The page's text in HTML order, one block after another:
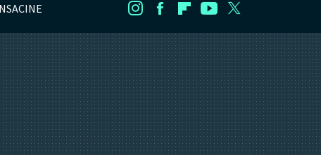
InstagramFacebookFlipboard
Youtube